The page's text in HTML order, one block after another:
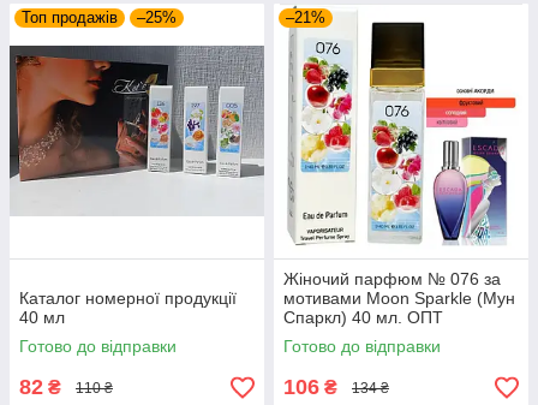
Топ продажів –25%
Каталог номерної продукції
40 мл
Готово до відправки
82 ₴ 110 ₴
–21%
Жіночий парфюм № 076 за
мотивами Moon Sparkle (Мун
Спаркл) 40 мл. ОПТ
Готово до відправки
106 ₴ 134 ₴